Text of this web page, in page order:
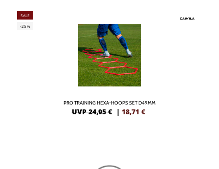
SALE
-25%
PRO TRAINING HEXA-HOOPS SET D49MM
UVP 24,95 € | 18,71 €